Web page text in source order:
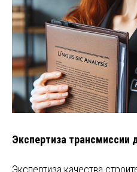
Экспертиза трансмиссии